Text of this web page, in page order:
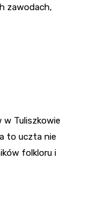
zawodach,
w Tuliszkowie
to uczta nie
folkloru i